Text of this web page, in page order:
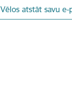
Vēlos atstāt savu e-